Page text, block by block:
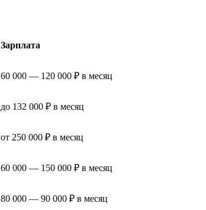
Зарплата
60 000 — 120 000 ₽ в месяц
до 132 000 ₽ в месяц
от 250 000 ₽ в месяц
60 000 — 150 000 ₽ в месяц
80 000 — 90 000 ₽ в месяц